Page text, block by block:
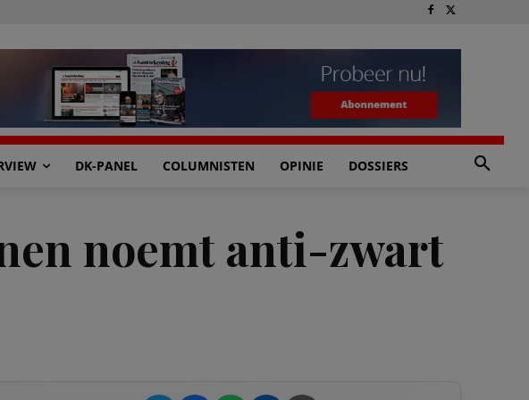
DK-PANEL COLUMNISTEN OPINIE DOSSIERS
noemt anti-zwart